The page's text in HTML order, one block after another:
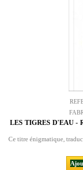
LES TIGRES D'EAU -
Ce titre énigmatique,